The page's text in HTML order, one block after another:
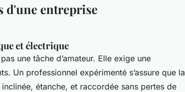
d'une entreprise
et électrique
une tâche d’amateur. Elle exige une
Un professionnel expérimenté s’assure que la
étanche, et raccordée sans pertes de